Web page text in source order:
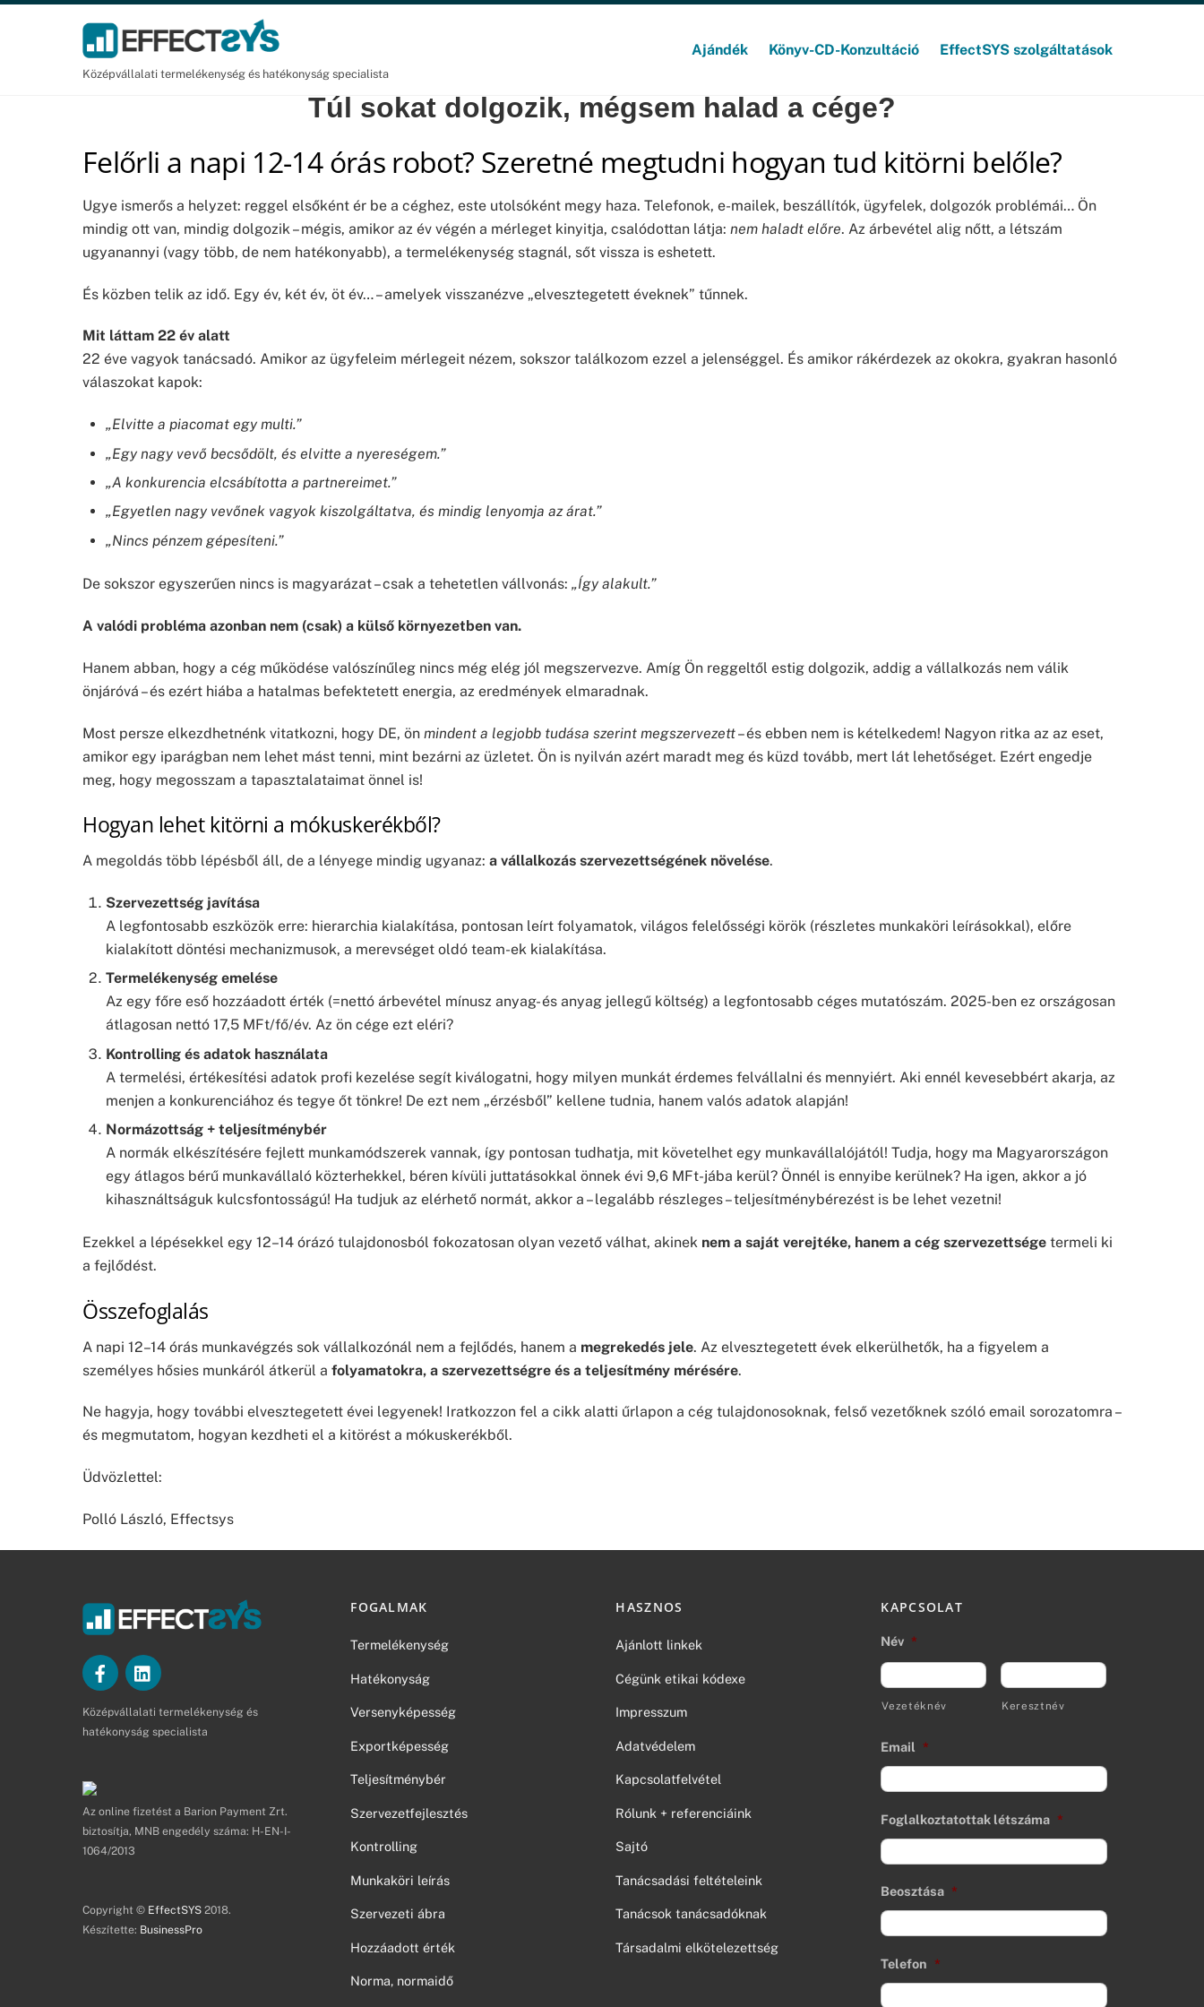
Skip
Középvállalati termelékenység és hatékonyság specialista
Ajándék Könyv-CD-Konzultáció EffectSYS szolgáltatások
Túl sokat dolgozik, mégsem halad a cége?
Felőrli a napi 12-14 órás robot? Szeretné megtudni hogyan tud kitörni belőle?
Ugye ismerős a helyzet: reggel elsőként ér be a céghez, este utolsóként megy haza. Telefonok, e-mailek, beszállítók, ügyfelek, dolgozók problémái… Ön
mindig ott van, mindig dolgozik – mégis, amikor az év végén a mérleget kinyitja, csalódottan látja: nem haladt előre. Az árbevétel alig nőtt, a létszám
ugyanannyi (vagy több, de nem hatékonyabb), a termelékenység stagnál, sőt vissza is eshetett.
És közben telik az idő. Egy év, két év, öt év… – amelyek visszanézve „elvesztegetett éveknek” tűnnek.
Mit láttam 22 év alatt
22 éve vagyok tanácsadó. Amikor az ügyfeleim mérlegeit nézem, sokszor találkozom ezzel a jelenséggel. És amikor rákérdezek az okokra, gyakran hasonló
válaszokat kapok:
„Elvitte a piacomat egy multi.”
„Egy nagy vevő becsődölt, és elvitte a nyereségem.”
„A konkurencia elcsábította a partnereimet.”
„Egyetlen nagy vevőnek vagyok kiszolgáltatva, és mindig lenyomja az árat.”
„Nincs pénzem gépesíteni.”
De sokszor egyszerűen nincs is magyarázat – csak a tehetetlen vállvonás: „Így alakult.”
A valódi probléma azonban nem (csak) a külső környezetben van.
Hanem abban, hogy a cég működése valószínűleg nincs még elég jól megszervezve. Amíg Ön reggeltől estig dolgozik, addig a vállalkozás nem válik
önjáróvá – és ezért hiába a hatalmas befektetett energia, az eredmények elmaradnak.
Most persze elkezdhetnénk vitatkozni, hogy DE, ön mindent a legjobb tudása szerint megszervezett– és ebben nem is kételkedem! Nagyon ritka az az eset,
amikor egy iparágban nem lehet mást tenni, mint bezárni az üzletet. Ön is nyilván azért maradt meg és küzd tovább, mert lát lehetőséget. Ezért engedje
meg, hogy megosszam a tapasztalataimat önnel is!
Hogyan lehet kitörni a mókuskerékből?
A megoldás több lépésből áll, de a lényege mindig ugyanaz: a vállalkozás szervezettségének növelése.
Szervezettség javítása
A legfontosabb eszközök erre: hierarchia kialakítása, pontosan leírt folyamatok, világos felelősségi körök (részletes munkaköri leírásokkal), előre
kialakított döntési mechanizmusok, a merevséget oldó team-ek kialakítása.
Termelékenység emelése
Az egy főre eső hozzáadott érték (=nettó árbevétel mínusz anyag- és anyag jellegű költség) a legfontosabb céges mutatószám. 2025-ben ez országosan
átlagosan nettó 17,5 MFt/fő/év. Az ön cége ezt eléri?
Kontrolling és adatok használata
A termelési, értékesítési adatok profi kezelése segít kiválogatni, hogy milyen munkát érdemes felvállalni és mennyiért. Aki ennél kevesebbért akarja, az
menjen a konkurenciához és tegye őt tönkre! De ezt nem „érzésből” kellene tudnia, hanem valós adatok alapján!
Normázottság + teljesítménybér
A normák elkészítésére fejlett munkamódszerek vannak, így pontosan tudhatja, mit követelhet egy munkavállalójától! Tudja, hogy ma Magyarországon
egy átlagos bérű munkavállaló közterhekkel, béren kívüli juttatásokkal önnek évi 9,6 MFt-jába kerül? Önnél is ennyibe kerülnek? Ha igen, akkor a jó
kihasználtságuk kulcsfontosságú! Ha tudjuk az elérhető normát, akkor a – legalább részleges – teljesítménybérezést is be lehet vezetni!
Ezekkel a lépésekkel egy 12–14 órázó tulajdonosból fokozatosan olyan vezető válhat, akinek nem a saját verejtéke, hanem a cég szervezettsége termeli ki
a fejlődést.
Összefoglalás
A napi 12–14 órás munkavégzés sok vállalkozónál nem a fejlődés, hanem a megrekedés jele. Az elvesztegetett évek elkerülhetők, ha a figyelem a
személyes hősies munkáról átkerül a folyamatokra, a szervezettségre és a teljesítmény mérésére.
Ne hagyja, hogy további elvesztegetett évei legyenek! Iratkozzon fel a cikk alatti űrlapon a cég tulajdonosoknak, felső vezetőknek szóló email sorozatomra –
és megmutatom, hogyan kezdheti el a kitörést a mókuskerékből.
Üdvözlettel:
Polló László, Effectsys
Középvállalati termelékenység és
hatékonyság specialista
Az online fizetést a Barion Payment Zrt.
biztosítja, MNB engedély száma: H-EN-I-
1064/2013
Copyright © EffectSYS 2018.
Készítette: BusinessPro
FOGALMAK
Termelékenység
Hatékonyság
Versenyképesség
Exportképesség
Teljesítménybér
Szervezetfejlesztés
Kontrolling
Munkaköri leírás
Szervezeti ábra
Hozzáadott érték
Norma, normaidő
HASZNOS
Ajánlott linkek
Cégünk etikai kódexe
Impresszum
Adatvédelem
Kapcsolatfelvétel
Rólunk + referenciáink
Sajtó
Tanácsadási feltételeink
Tanácsok tanácsadóknak
Társadalmi elkötelezettség
KAPCSOLAT
Név *
Vezetéknév Keresztnév
Email *
Foglalkoztatottak létszáma *
Beosztása *
Telefon *